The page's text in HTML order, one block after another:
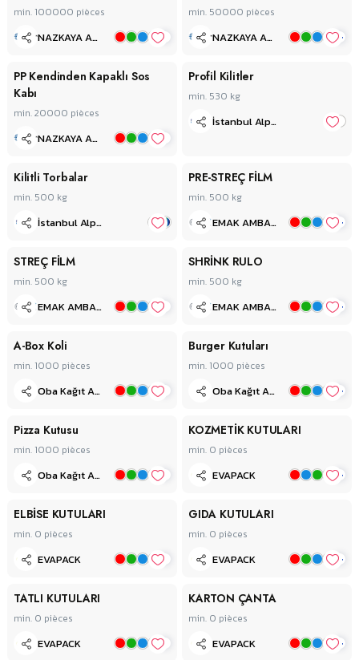
min. 100000 pièces
NAZKAYA AMBALAJ PACKAGING +
min. 50000 pièces
NAZKAYA AMBALAJ PACKAGING +
PP Kendinden Kapaklı Sos
Kabı
min. 20000 pièces
NAZKAYA AMBALAJ PACKAGING +
Profil Kilitler
min. 530 kg
İstanbul Alp Plastik Limited Şirketi
Kilitli Torbalar
min. 500 kg
İstanbul Alp Plastik Limited Şirketi
PRE-STREÇ FİLM
min. 500 kg
EMAK AMBALAJ +
STREÇ FİLM
min. 500 kg
EMAK AMBALAJ +
SHRİNK RULO
min. 500 kg
EMAK AMBALAJ +
A-Box Koli
min. 1000 pièces
Oba Kağıt Ambalaj A.Ş. +
Burger Kutuları
min. 1000 pièces
Oba Kağıt Ambalaj A.Ş. +
Pizza Kutusu
min. 1000 pièces
Oba Kağıt Ambalaj A.Ş. +
KOZMETİK KUTULARI
min. 0 pièces
EVAPACK +
ELBİSE KUTULARI
min. 0 pièces
EVAPACK +
GIDA KUTULARI
min. 0 pièces
EVAPACK +
TATLI KUTULARI
min. 0 pièces
EVAPACK +
KARTON ÇANTA
min. 0 pièces
EVAPACK +